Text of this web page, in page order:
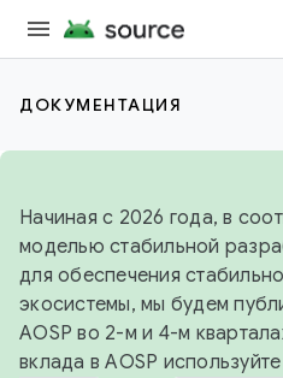
ДОКУМЕНТАЦИЯ
Начиная с 2026 года, в
моделью стабильной
для обеспечения
экосистемы, мы будем
AOSP во 2-м и 4-м
вклада в AOSP используйте